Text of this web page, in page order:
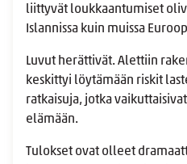
liittyvät loukkaantumiset
Islannissa kuin muissa
Luvut herättivät. Alettiin
keskittyi löytämään riskit
ratkaisuja, jotka
elämään.
Tulokset ovat olleet